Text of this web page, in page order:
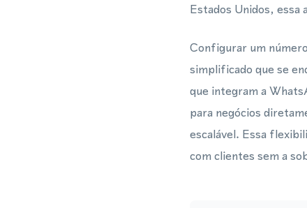
Estados Unidos, essa
Configurar um
simplificado que se
que integram a
para negócios
escalável. Essa
com clientes sem a